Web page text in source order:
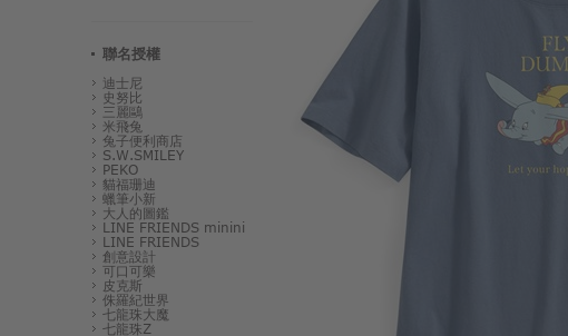
聯名授權
迪士尼
史努比
三麗鷗
米飛兔
兔子便利商店
S.W.SMILEY
PEKO
貓福珊迪
蠟筆小新
大人的圖鑑
LINE FRIENDS minini
LINE FRIENDS
創意設計
可口可樂
皮克斯
侏羅紀世界
七龍珠大魔
七龍珠Z